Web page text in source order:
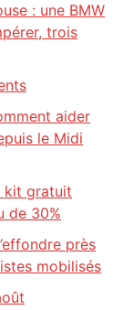
: une BMW
trois
aider
le Midi
kit gratuit
de 30%
près
mobilisés